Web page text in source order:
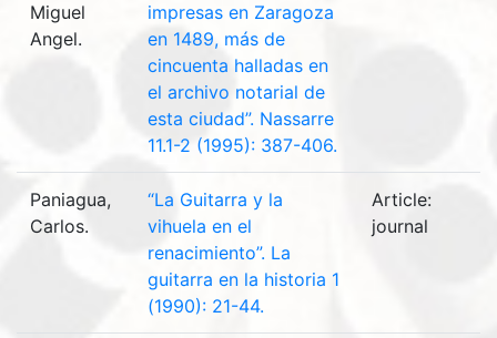
Miguel
Angel.
impresas en Zaragoza
en 1489, más de
cincuenta halladas en
el archivo notarial de
esta ciudad”. Nassarre
11.1-2 (1995): 387-406.
Paniagua,
Carlos.
“La Guitarra y la
vihuela en el
renacimiento”. La
guitarra en la historia 1
(1990): 21-44.
Article:
journal